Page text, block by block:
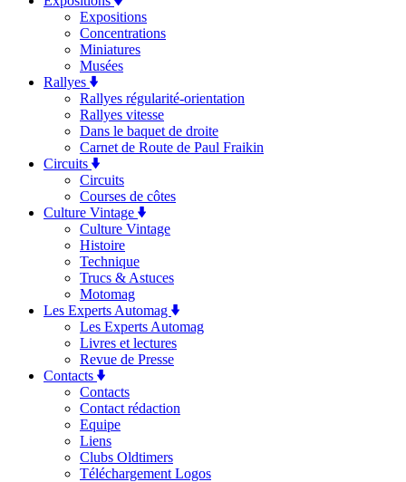
Expositions
Concentrations
Miniatures
Musées
Rallyes
Rallyes régularité-orientation
Rallyes vitesse
Dans le baquet de droite
Carnet de Route de Paul Fraikin
Circuits
Circuits
Courses de côtes
Culture Vintage
Culture Vintage
Histoire
Technique
Trucs & Astuces
Motomag
Les Experts Automag
Les Experts Automag
Livres et lectures
Revue de Presse
Contacts
Contacts
Contact rédaction
Equipe
Liens
Clubs Oldtimers
Téléchargement Logos